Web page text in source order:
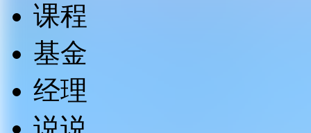
课程
基金
经理